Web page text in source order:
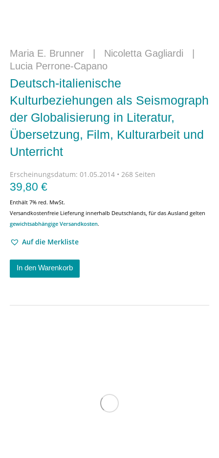
Maria E. Brunner Nicoletta Gagliardi
Lucia Perrone-Capano
Deutsch-italienische
Kulturbeziehungen als Seismograph
der Globalisierung in Literatur,
Übersetzung, Film, Kulturarbeit und
Unterricht
Erscheinungsdatum: 01.05.2014 • 268 Seiten
39,80 €
Enthält 7% red. MwSt.
Versandkostenfreie Lieferung innerhalb Deutschlands, für das Ausland gelten
gewichtsabhängige Versandkosten.
Auf die Merkliste
In den Warenkorb